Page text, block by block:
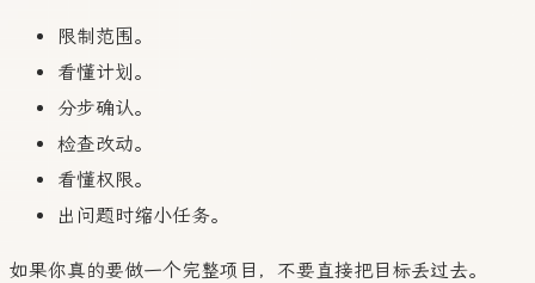
限制范围。
看懂计划。
分步确认。
检查改动。
看懂权限。
出问题时缩小任务。
如果你真的要做一个完整项目，不要直接把目标丢过去。